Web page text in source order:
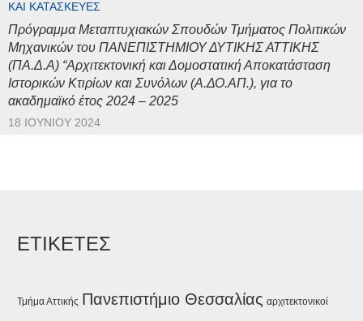
ΚΑΙ ΚΑΤΑΣΚΕΥΈΣ
Πρόγραμμα Μεταπτυχιακών Σπουδών Τμήματος Πολιτικών
Μηχανικών του ΠΑΝΕΠΙΣΤΗΜΙΟΥ ΔΥΤΙΚΗΣ ΑΤΤΙΚΗΣ
(ΠΑ.Δ.Α) “Αρχιτεκτονική και Δομοστατική Αποκατάσταση
Ιστορικών Κτιρίων και Συνόλων (Α.ΔΟ.ΑΠ.), για το
ακαδημαϊκό έτος 2024 – 2025
18 ΙΟΥΝΊΟΥ 2024
ΕΤΙΚΕΤΕΣ
Τμήμα Αττικής Πανεπιστήμιο Θεσσαλίας αρχιτεκτονικοί